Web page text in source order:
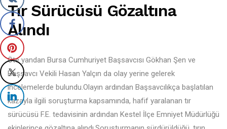
Tır Sürücüsü Gözaltına
Alındı
Öte yandan Bursa Cumhuriyet Başsavcısı Gökhan Şen ve
Başsavcı Vekili Hasan Yalçın da olay yerine gelerek
incelemelerde bulundu.Olayın ardından Başsavcılıkça başlatılan
kazayla ilgili soruşturma kapsamında, hafif yaralanan tır
sürücüsü F.E. tedavisinin ardından Kestel İlçe Emniyet Müdürlüğü